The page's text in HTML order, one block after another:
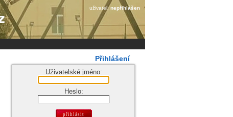
uživatel:nepřihlášen
Přihlášení
Uživatelské jméno:
Heslo: